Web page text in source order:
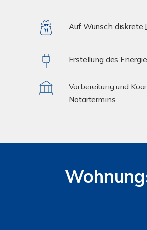
Auf Wunsch diskrete
Erstellung des
Vorbereitung und
Notartermins